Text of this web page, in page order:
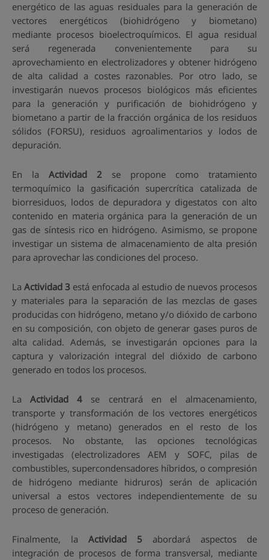
energético de las aguas residuales para la generación de
vectores energéticos (biohidrógeno y biometano)
mediante procesos bioelectroquímicos. El agua residual
será regenerada convenientemente para su
aprovechamiento en electrolizadores y obtener hidrógeno
de alta calidad a costes razonables. Por otro lado, se
investigarán nuevos procesos biológicos más eficientes
para la generación y purificación de biohidrógeno y
biometano a partir de la fracción orgánica de los residuos
sólidos (FORSU), residuos agroalimentarios y lodos de
depuración.
En la Actividad 2 se propone como tratamiento
termoquímico la gasificación supercrítica catalizada de
biorresiduos, lodos de depuradora y digestatos con alto
contenido en materia orgánica para la generación de un
gas de síntesis rico en hidrógeno. Asimismo, se propone
investigar un sistema de almacenamiento de alta presión
para aprovechar las condiciones del proceso.
La Actividad 3 está enfocada al estudio de nuevos procesos
y materiales para la separación de las mezclas de gases
producidas con hidrógeno, metano y/o dióxido de carbono
en su composición, con objeto de generar gases puros de
alta calidad. Además, se investigarán opciones para la
captura y valorización integral del dióxido de carbono
generado en todos los procesos.
LaActividad 4 se centrará en el almacenamiento,
transporte y transformación de los vectores energéticos
(hidrógeno y metano) generados en el resto de los
procesos. No obstante, las opciones tecnológicas
investigadas (electrolizadores AEM y SOFC, pilas de
combustibles, supercondensadores híbridos, o compresión
de hidrógeno mediante hidruros) serán de aplicación
universal a estos vectores independientemente de su
proceso de generación.
Finalmente, la Actividad 5 abordará aspectos de
integración de procesos de forma transversal, mediante